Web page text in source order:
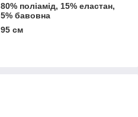
80% поліамід, 15% еластан,
5% бавовна
95 см